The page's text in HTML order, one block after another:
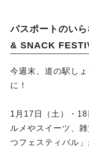
パスポートのい
& SNACK
今週末、道の駅し
に！
1月17日（土）・
ルメやスイーツ、
つフェスティバル」